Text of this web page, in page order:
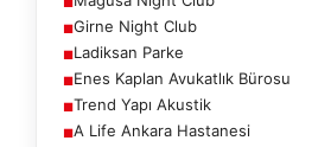
■
■Girne Night Club
■Ladiksan Parke
■Enes Kaplan Avukatlık Bürosu
■Trend Yapı Akustik
■A Life Ankara Hastanesi